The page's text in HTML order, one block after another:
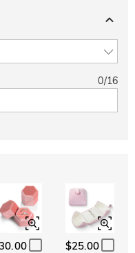
0/16
$25.00